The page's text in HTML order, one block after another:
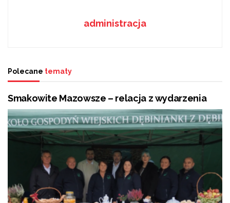
administracja
Polecane tematy
Smakowite Mazowsze – relacja z wydarzenia